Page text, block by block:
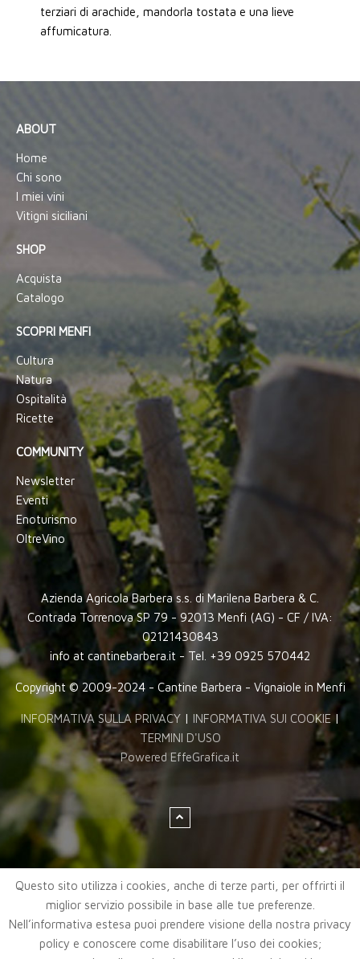
terziari di arachide, mandorla tostata e una lieve
affumicatura.
ABOUT
Home
Chi sono
I miei vini
Vitigni siciliani
SHOP
Acquista
Catalogo
SCOPRI MENFI
Cultura
Natura
Ospitalità
Ricette
COMMUNITY
Newsletter
Eventi
Enoturismo
OltreVino
Azienda Agricola Barbera s.s. di Marilena Barbera & C.
Contrada Torrenova SP 79 - 92013 Menfi (AG) - CF / IVA:
02121430843
info at cantinebarbera.it - Tel. +39 0925 570442
Copyright © 2009-2024 - Cantine Barbera - Vignaiole in Menfi
INFORMATIVA SULLA PRIVACY| INFORMATIVA SUI COOKIE|
TERMINI D'USO
Powered EffeGrafica.it
Questo sito utilizza i cookies, anche di terze parti, per offrirti il
miglior servizio possibile in base alle tue preferenze.
Nell’informativa estesa puoi prendere visione della nostra privacy
policy e conoscere come disabilitare l’uso dei cookies;